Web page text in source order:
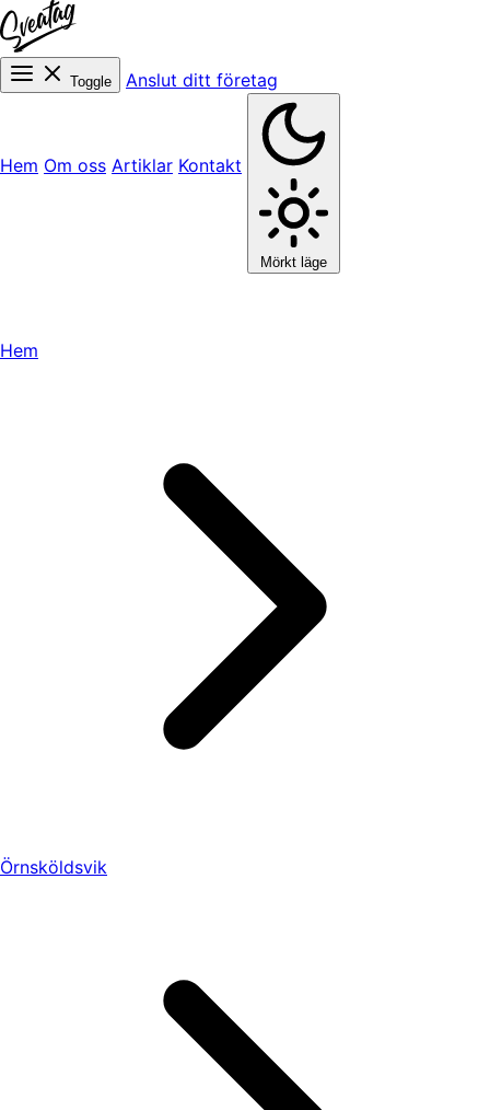
Toggle Anslut ditt företag
Hem Om oss Artiklar Kontakt
Mörkt läge
Hem
Örnsköldsvik